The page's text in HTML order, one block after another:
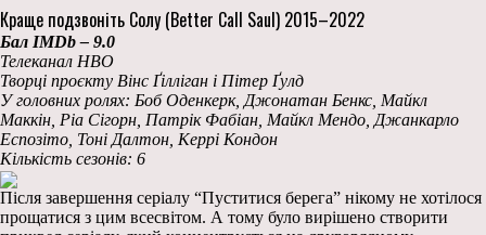
Краще подзвоніть Солу (Better Call Saul) 2015–2022
Бал IMDb – 9.0
Телеканал HBO
Творці проєкту Вінс Ґілліган і Пітер Ґулд
У головних ролях: Боб Оденкерк, Джонатан Бенкс, Майкл
Маккін, Ріа Сігорн, Патрік Фабіан, Майкл Мендо, Джанкарло
Еспозіто, Тоні Далтон, Керрі Кондон
Кількість сезонів: 6
Після завершення серіалу “Пуститися берега” нікому не хотілося
прощатися з цим всесвітом. А тому було вирішено створити